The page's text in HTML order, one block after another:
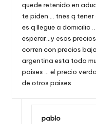
quede retenido en
te piden … tnes q
es q llegue a domicilio
esperar…y esos
corren con precios
argentina esta todo
paises … el precio
de otros paises
pablo